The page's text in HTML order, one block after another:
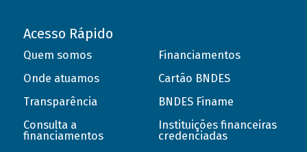
Acesso Rápido
Quem somos
Onde atuamos
Transparência
Consulta a
financiamentos
Financiamentos
Cartão BNDES
BNDES Finame
Instituições financeiras
credenciadas